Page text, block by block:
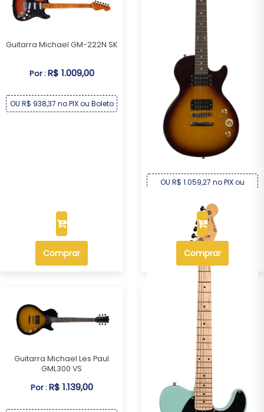
Guitarra Michael GM-222N SK
Por :R$ 1.009,00
OU R$ 938,37 no PIX ou Boleto
Comprar
Guitarra Michael Les Paul
Por :R$ 1.139,00
OU R$ 1.059,27 no PIX ou
Comprar
Guitarra Michael Les Paul
GML300 VS
Por :R$ 1.139,00